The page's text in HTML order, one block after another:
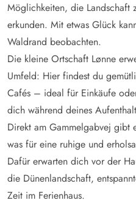
Möglichkeiten, die Landschaft
erkunden. Mit etwas Glück
Waldrand beobachten.
Die kleine Ortschaft Lønne
Umfeld: Hier findest du
Cafés – ideal für Einkäufe
dich während deines
Direkt am Gammelgabvej gibt
was für eine ruhige und
Dafür erwarten dich vor der
die Dünenlandschaft,
Zeit im Ferienhaus.